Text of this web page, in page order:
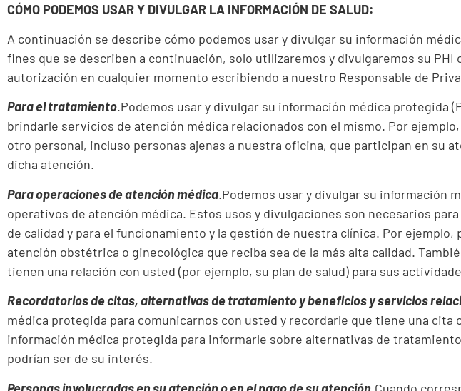
CÓMO PODEMOS USAR Y DIVULGAR LA INFORMACIÓN DE SALUD:
A continuación se describe cómo podemos usar y divulgar su información
fines que se describen a continuación, solo utilizaremos y divulgaremos su
autorización en cualquier momento escribiendo a nuestro Responsable de
Para el tratamiento.Podemos usar y divulgar su información médica protegida
brindarle servicios de atención médica relacionados con el mismo. Por
otro personal, incluso personas ajenas a nuestra oficina, que participan en su
dicha atención.
Para operaciones de atención médica.Podemos usar y divulgar su información
operativos de atención médica. Estos usos y divulgaciones son necesarios
de calidad y para el funcionamiento y la gestión de nuestra clínica. Por
atención obstétrica o ginecológica que reciba sea de la más alta calidad.
tienen una relación con usted (por ejemplo, su plan de salud) para sus
Recordatorios de citas, alternativas de tratamiento y beneficios y servicios
médica protegida para comunicarnos con usted y recordarle que tiene una cita
información médica protegida para informarle sobre alternativas de
podrían ser de su interés.
Personas involucradas en su atención o en el pago de su atención.Cuando